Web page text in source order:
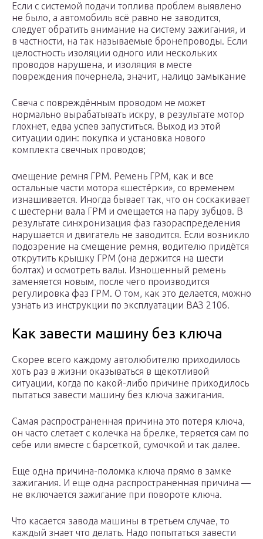
Если с системой подачи топлива проблем выявлено
не было, а автомобиль всё равно не заводится,
следует обратить внимание на систему зажигания, и
в частности, на так называемые бронепроводы. Если
целостность изоляции одного или нескольких
проводов нарушена, и изоляция в месте
повреждения почернела, значит, налицо замыкание
Свеча с повреждённым проводом не может
нормально вырабатывать искру, в результате мотор
глохнет, едва успев запуститься. Выход из этой
ситуации один: покупка и установка нового
комплекта свечных проводов;
смещение ремня ГРМ. Ремень ГРМ, как и все
остальные части мотора «шестёрки», со временем
изнашивается. Иногда бывает так, что он соскакивает
с шестерни вала ГРМ и смещается на пару зубцов. В
результате синхронизация фаз газораспределения
нарушается и двигатель не заводится. Если возникло
подозрение на смещение ремня, водителю придётся
открутить крышку ГРМ (она держится на шести
болтах) и осмотреть валы. Изношенный ремень
заменяется новым, после чего производится
регулировка фаз ГРМ. О том, как это делается, можно
узнать из инструкции по эксплуатации ВАЗ 2106.
Как завести машину без ключа
Скорее всего каждому автолюбителю приходилось
хоть раз в жизни оказываться в щекотливой
ситуации, когда по какой-либо причине приходилось
пытаться завести машину без ключа зажигания.
Самая распространенная причина это потеря ключа,
он часто слетает с колечка на брелке, теряется сам по
себе или вместе с барсеткой, сумочкой и так далее.
Еще одна причина-поломка ключа прямо в замке
зажигания. И еще одна распространенная причина —
не включается зажигание при повороте ключа.
Что касается завода машины в третьем случае, то
каждый знает что делать. Надо попытаться завести